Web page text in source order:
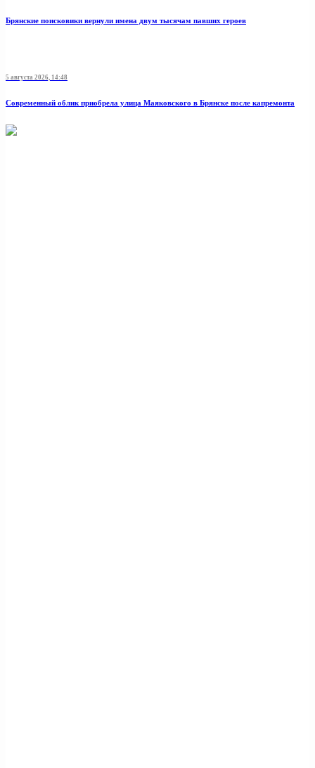
Брянские поисковики вернули имена двум тысячам павших героев
5 августа 2026, 14:48
Современный облик приобрела улица Маяковского в Брянске после капремонта